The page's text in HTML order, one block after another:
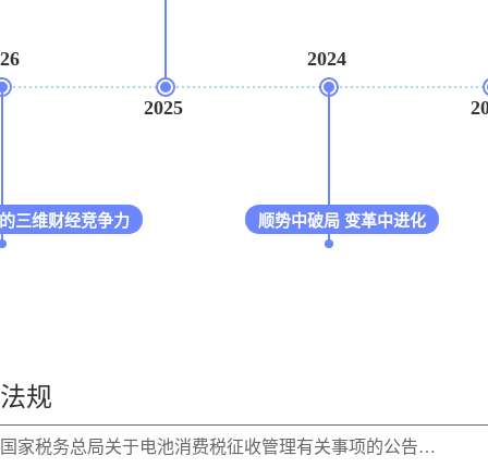
维财经竞争力
2025
2024
顺势中破局 变革中进化
2023
法规
国家税务总局关于电池消费税征收管理有关事项的公告…